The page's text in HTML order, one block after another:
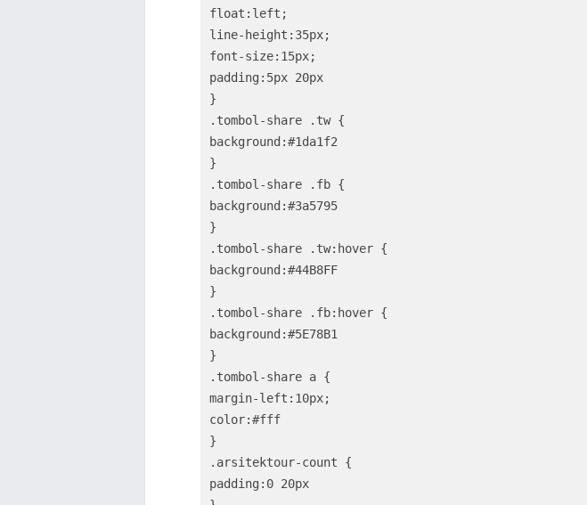
float:left;
line-height:35px;
font-size:15px;
padding:5px 20px
}
.tombol-share .tw {
background:#1da1f2
}
.tombol-share .fb {
background:#3a5795
}
.tombol-share .tw:hover {
background:#44B8FF
}
.tombol-share .fb:hover {
background:#5E78B1
}
.tombol-share a {
margin-left:10px;
color:#fff
}
.arsitektour-count {
padding:0 20px